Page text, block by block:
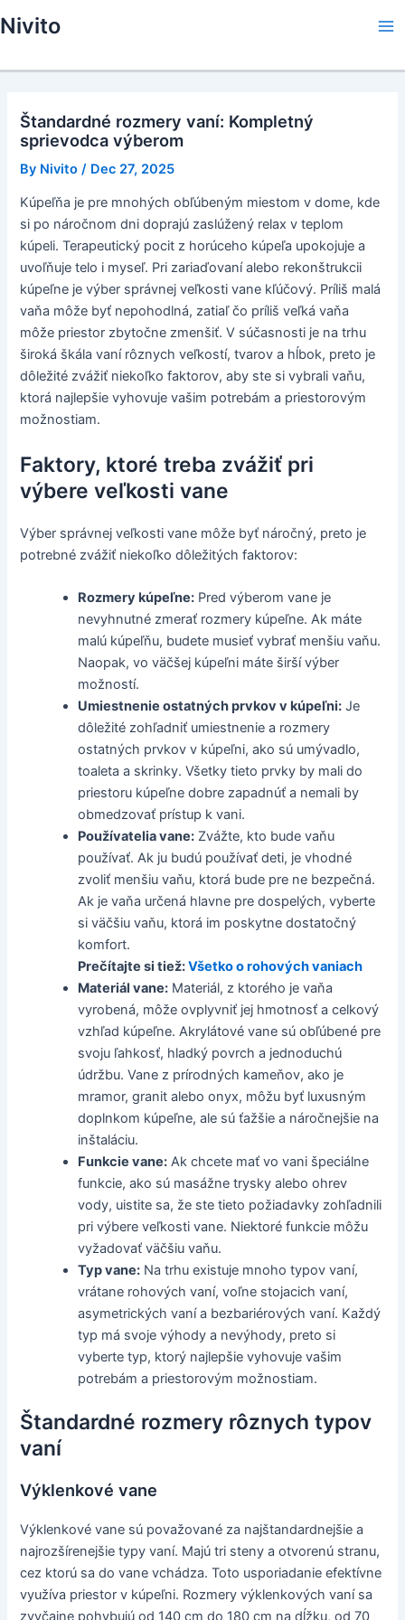
to
Nivito
Štandardné rozmery vaní: Kompletný
sprievodca výberom
By Nivito / Dec 27, 2025
Kúpeľňa je pre mnohých obľúbeným miestom v dome, kde
si po náročnom dni doprajú zaslúžený relax v teplom
kúpeli. Terapeutický pocit z horúceho kúpeľa upokojuje a
uvoľňuje telo i myseľ. Pri zariaďovaní alebo rekonštrukcii
kúpeľne je výber správnej veľkosti vane kľúčový. Príliš malá
vaňa môže byť nepohodlná, zatiaľ čo príliš veľká vaňa
môže priestor zbytočne zmenšiť. V súčasnosti je na trhu
široká škála vaní rôznych veľkostí, tvarov a hĺbok, preto je
dôležité zvážiť niekoľko faktorov, aby ste si vybrali vaňu,
ktorá najlepšie vyhovuje vašim potrebám a priestorovým
možnostiam.
Faktory, ktoré treba zvážiť pri
výbere veľkosti vane
Výber správnej veľkosti vane môže byť náročný, preto je
potrebné zvážiť niekoľko dôležitých faktorov:
Rozmery kúpeľne: Pred výberom vane je
nevyhnutné zmerať rozmery kúpeľne. Ak máte
malú kúpeľňu, budete musieť vybrať menšiu vaňu.
Naopak, vo väčšej kúpeľni máte širší výber
možností.
Umiestnenie ostatných prvkov v kúpeľni: Je
dôležité zohľadniť umiestnenie a rozmery
ostatných prvkov v kúpeľni, ako sú umývadlo,
toaleta a skrinky. Všetky tieto prvky by mali do
priestoru kúpeľne dobre zapadnúť a nemali by
obmedzovať prístup k vani.
Používatelia vane: Zvážte, kto bude vaňu
používať. Ak ju budú používať deti, je vhodné
zvoliť menšiu vaňu, ktorá bude pre ne bezpečná.
Ak je vaňa určená hlavne pre dospelých, vyberte
si väčšiu vaňu, ktorá im poskytne dostatočný
komfort.
Prečítajte si tiež:Všetko o rohových vaniach
Materiál vane: Materiál, z ktorého je vaňa
vyrobená, môže ovplyvniť jej hmotnosť a celkový
vzhľad kúpeľne. Akrylátové vane sú obľúbené pre
svoju ľahkosť, hladký povrch a jednoduchú
údržbu. Vane z prírodných kameňov, ako je
mramor, granit alebo onyx, môžu byť luxusným
doplnkom kúpeľne, ale sú ťažšie a náročnejšie na
inštaláciu.
Funkcie vane: Ak chcete mať vo vani špeciálne
funkcie, ako sú masážne trysky alebo ohrev
vody, uistite sa, že ste tieto požiadavky zohľadnili
pri výbere veľkosti vane. Niektoré funkcie môžu
vyžadovať väčšiu vaňu.
Typ vane: Na trhu existuje mnoho typov vaní,
vrátane rohových vaní, voľne stojacich vaní,
asymetrických vaní a bezbariérových vaní. Každý
typ má svoje výhody a nevýhody, preto si
vyberte typ, ktorý najlepšie vyhovuje vašim
potrebám a priestorovým možnostiam.
Štandardné rozmery rôznych typov
vaní
Výklenkové vane
Výklenkové vane sú považované za najštandardnejšie a
najrozšírenejšie typy vaní. Majú tri steny a otvorenú stranu,
cez ktorú sa do vane vchádza. Toto usporiadanie efektívne
využíva priestor v kúpeľni. Rozmery výklenkových vaní sa
zvyčajne pohybujú od 140 cm do 180 cm na dĺžku, od 70